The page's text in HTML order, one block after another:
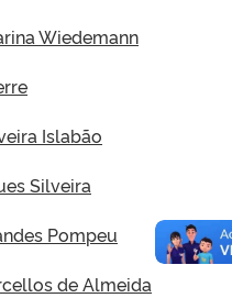
Wiedemann
Islabão
Silveira
Pompeu
de Almeida